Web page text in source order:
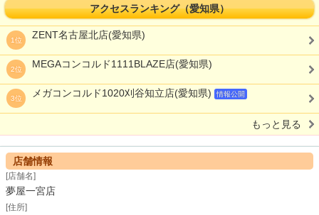
アクセスランキング（愛知県）
1位 ZENT名古屋北店(愛知県)
2位 MEGAコンコルド1111BLAZE店(愛知県)
3位 メガコンコルド1020刈谷知立店(愛知県) 情報公開
もっと見る
店舗情報
[店舗名]
夢屋一宮店
[住所]